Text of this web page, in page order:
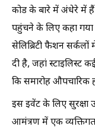
कोड के बारे में अंधेरे में
पहुंचने के लिए कहा
सेलिब्रिटी फैशन
दी है, जहां स्टाइलिस्ट
कि समारोह औपचारिक
इस इवेंट के लिए सुरक्षा
आमंत्रण में एक व्यक्तिगत